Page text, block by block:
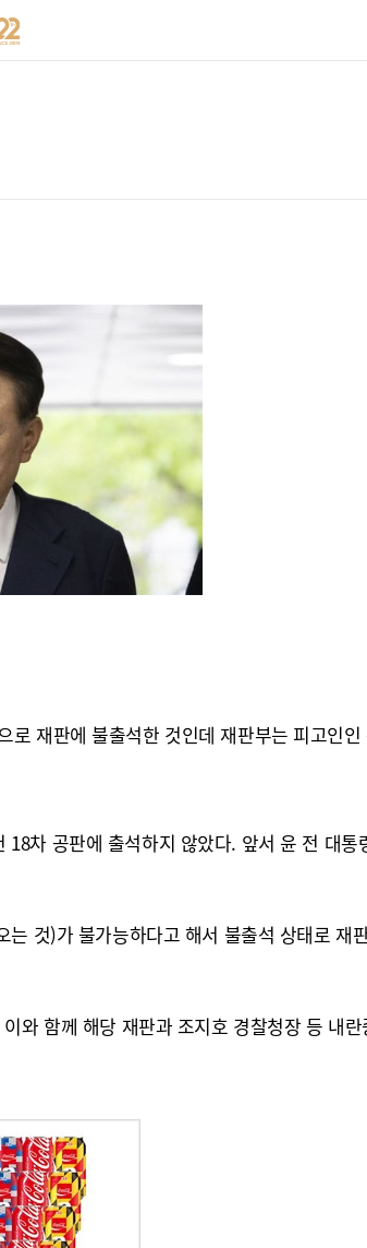
재판에 불출석한 것인데 재판부는 피고인
차 공판에 출석하지 않았다. 앞서 윤 전 대
것)가 불가능하다고 해서 불출석 상태로 재
와 함께 해당 재판과 조지호 경찰청장 등 내